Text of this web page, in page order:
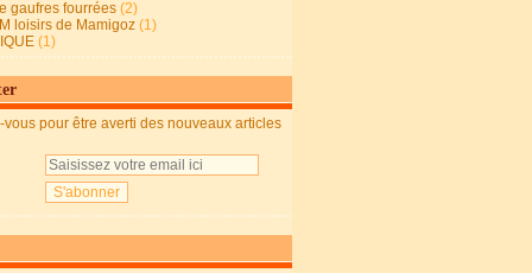
gaufres fourrées (2)
loisirs de Mamigoz (1)
(1)
vous pour être averti des nouveaux articles